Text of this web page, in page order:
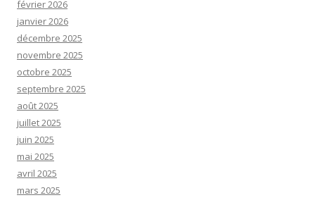
février 2026
janvier 2026
décembre 2025
novembre 2025
octobre 2025
septembre 2025
août 2025
juillet 2025
juin 2025
mai 2025
avril 2025
mars 2025